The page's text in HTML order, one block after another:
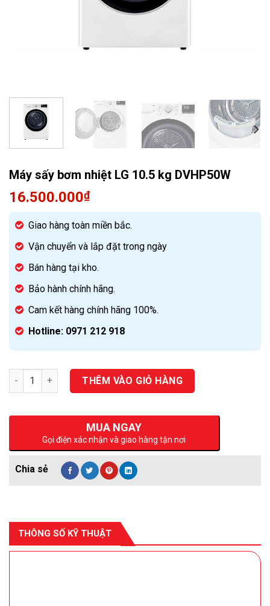
Quạt điều hòa
Máy sấy bơm nhiệt LG 10.5 kg DVHP50W
16.500.000₫
Giao hàng toàn miền bắc.
Vận chuyển và lắp đặt trong ngày
Bán hàng tại kho.
Bảo hành chính hãng.
Cam kết hàng chính hãng 100%.
Hotline: 0971 212 918
Số lượng THÊM VÀO GIỎ HÀNG
MUA NGAY
Gọi điện xác nhận và giao hàng tận nơi
THÔNG SỐ KỸ THUẬT